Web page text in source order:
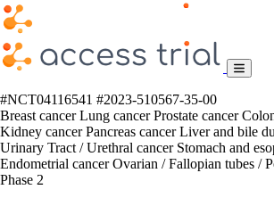
#NCT04116541 #2023-510567-35-00
Breast cancerLung cancerProstate cancer
Kidney cancerPancreas cancerLiver and bile
Urinary Tract / Urethral cancer Stomach and
Endometrial cancerOvarian / Fallopian tubes /
Phase 2